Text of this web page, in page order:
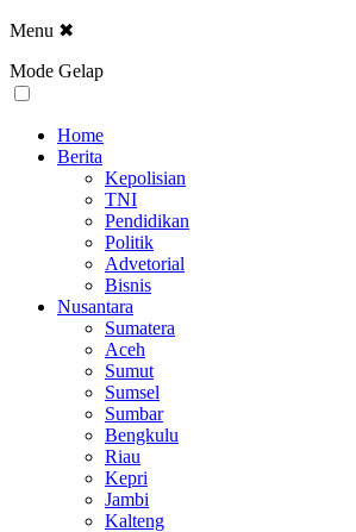
Menu ✖
Mode Gelap
Home
Berita
Kepolisian
TNI
Pendidikan
Politik
Advetorial
Bisnis
Nusantara
Sumatera
Aceh
Sumut
Sumsel
Sumbar
Bengkulu
Riau
Kepri
Jambi
Kalteng